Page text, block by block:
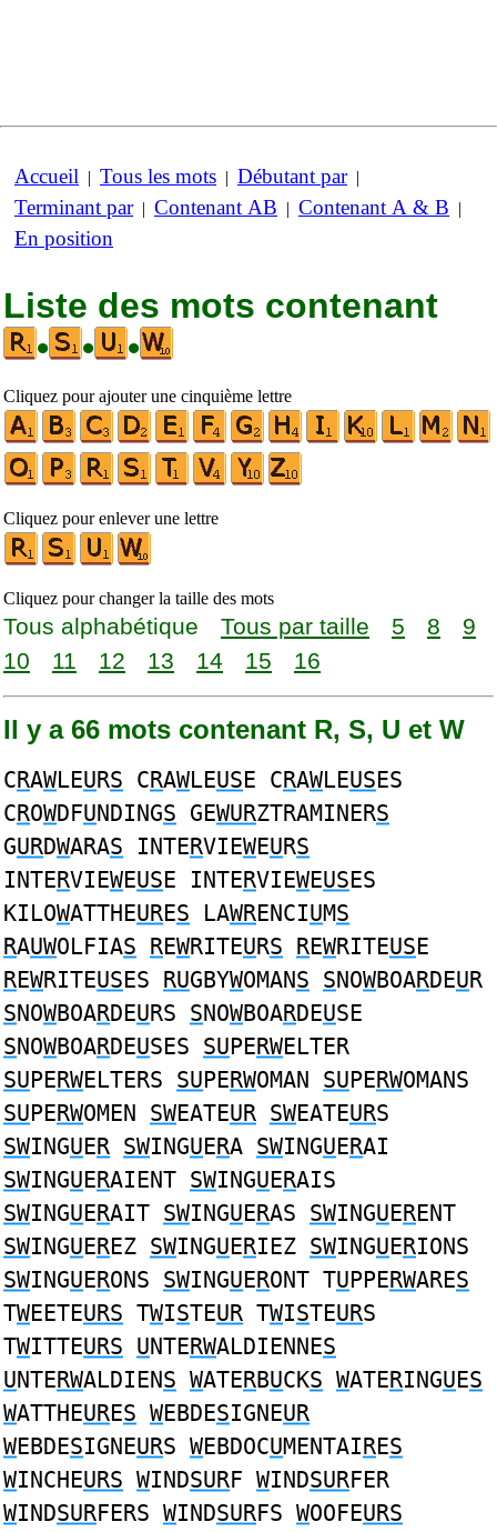
Accueil | Tous les mots | Débutant par|
Terminant par| Contenant AB | Contenant A & B |
En position
Liste des mots contenant
•
• •
Cliquez pour ajouter une cinquième lettre
Cliquez pour enlever une lettre
Cliquez pour changer la taille des mots
Tous alphabétique Tous par taille 5 8
9
10
11 12 13 14 15 16
Il y a 66 mots contenant R, S, U et W
CRAWLEURS CRAWLEUSE CRAWLEUSES
CROWDFUNDINGS GEWURZTRAMINERS
GURDWARAS INTERVIEWEURS
INTERVIEWEUSE INTERVIEWEUSES
KILOWATTHEURES LAWRENCIUMS
RAUWOLFIAS REWRITEURS REWRITEUSE
REWRITEUSES RUGBYWOMANS SNOWBOARDEUR
SNOWBOARDEURS SNOWBOARDEUSE
SNOWBOARDEUSES SUPERWELTER
SUPERWELTERS SUPERWOMAN SUPERWOMANS
SUPERWOMEN SWEATEUR SWEATEURS
SWINGUER SWINGUERA SWINGUERAI
SWINGUERAIENT SWINGUERAIS
SWINGUERAIT SWINGUERAS SWINGUERENT
SWINGUEREZ SWINGUERIEZ SWINGUERIONS
SWINGUERONS SWINGUERONT TUPPERWARES
TWEETEURS TWISTEUR TWISTEURS
TWITTEURS UNTERWALDIENNES
UNTERWALDIENS WATERBUCKS WATERINGUES
WATTHEURES WEBDESIGNEUR
WEBDESIGNEURS WEBDOCUMENTAIRES
WINCHEURS WINDSURF WINDSURFER
WINDSURFERS WINDSURFS WOOFEURS